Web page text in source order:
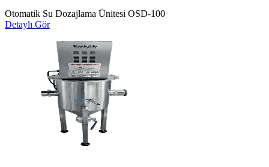
Otomatik Su Dozajlama Ünitesi OSD-100
Detaylı Gör